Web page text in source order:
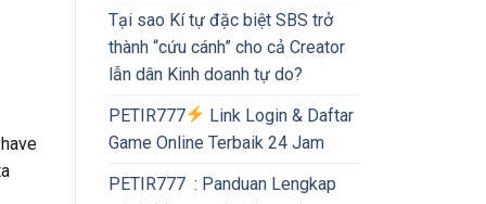
Tại sao Kí tự đặc biệt SBS trở
thành “cứu cánh” cho cả Creator
lẫn dân Kinh doanh tự do?
PETIR777
Link Login & Daftar
Game Online Terbaik 24 Jam
PETIR777 : Panduan Lengkap